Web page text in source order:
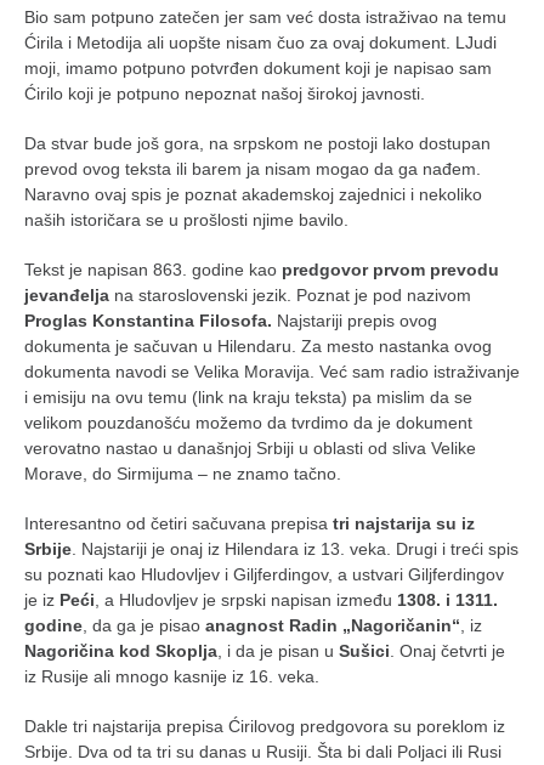
kobudo
nunchaku
tonfa
sai
timbei rochin
tsunami dojo
program
snimci nastupa
galerija kluba
članarina
kontakt
besplatna e-knjiga
termini treninga
moja priča
moja priča
fotke
kontakt
Ћир
Bio sam potpuno zatečen jer sam već dosta istraživao na temu
Ćirila i Metodija ali uopšte nisam čuo za ovaj dokument. LJudi
moji, imamo potpuno potvrđen dokument koji je napisao sam
Ćirilo koji je potpuno nepoznat našoj širokoj javnosti.
Da stvar bude još gora, na srpskom ne postoji lako dostupan
prevod ovog teksta ili barem ja nisam mogao da ga nađem.
Naravno ovaj spis je poznat akademskoj zajednici i nekoliko
naših istoričara se u prošlosti njime bavilo.
Tekst je napisan 863. godine kao predgovor prvom prevodu
jevanđelja na staroslovenski jezik. Poznat je pod nazivom
Proglas Konstantina Filosofa. Najstariji prepis ovog
dokumenta je sačuvan u Hilendaru. Za mesto nastanka ovog
dokumenta navodi se Velika Moravija. Već sam radio istraživanje
i emisiju na ovu temu (link na kraju teksta) pa mislim da se
velikom pouzdanošću možemo da tvrdimo da je dokument
verovatno nastao u današnjoj Srbiji u oblasti od sliva Velike
Morave, do Sirmijuma – ne znamo tačno.
Interesantno od četiri sačuvana prepisa tri najstarija su iz
Srbije . Najstariji je onaj iz Hilendara iz 13. veka. Drugi i treći spis
su poznati kao Hludovljev i Giljferdingov, a ustvari Giljferdingov
je iz Peći , a Hludovljev je srpski napisan između 1308. i 1311.
godine , da ga je pisao anagnost Radin „Nagoričanin“ , iz
Nagoričina kod Skoplja , i da je pisan u Sušici . Onaj četvrti je
iz Rusije ali mnogo kasnije iz 16. veka.
Dakle tri najstarija prepisa Ćirilovog predgovora su poreklom iz
Srbije. Dva od ta tri su danas u Rusiji. Šta bi dali Poljaci ili Rusi